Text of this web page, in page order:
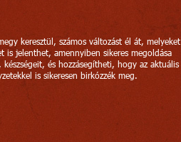
keresztül, számos változást él át, melyeket
is jelenthet, amennyiben sikeres megoldása
és hozzásegítheti, hogy az aktuális
is sikeresen birkózzék meg.